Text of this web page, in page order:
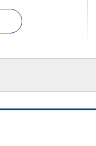
レスポンスが早い